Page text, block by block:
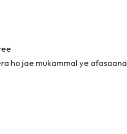
ho jae mukammal ye afasaana